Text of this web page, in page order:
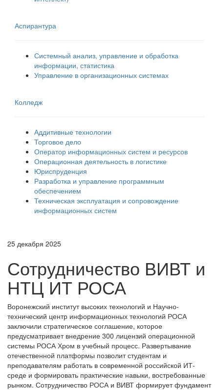
Аспирантура
Системный анализ, управление и обработка
информации, статистика
Управление в организационных системах
Колледж
Аддитивные технологии
Торговое дело
Оператор информационных систем и ресурсов
Операционная деятельность в логистике
Юриспруденция
Разработка и управление программным
обеспечением
Техническая эксплуатация и сопровождение
информационных систем
25 декабря 2025
Сотрудничество ВИВТ и
НТЦ ИТ РОСА
Воронежский институт высоких технологий и Научно-
технический центр информационных технологий РОСА
заключили стратегическое соглашение, которое
предусматривает внедрение 300 лицензий операционной
системы РОСА Хром в учебный процесс. Развертывание
отечественной платформы позволит студентам и
преподавателям работать в современной российской ИТ-
среде и формировать практические навыки, востребованные
рынком. Сотрудничество РОСА и ВИВТ формирует фундамент